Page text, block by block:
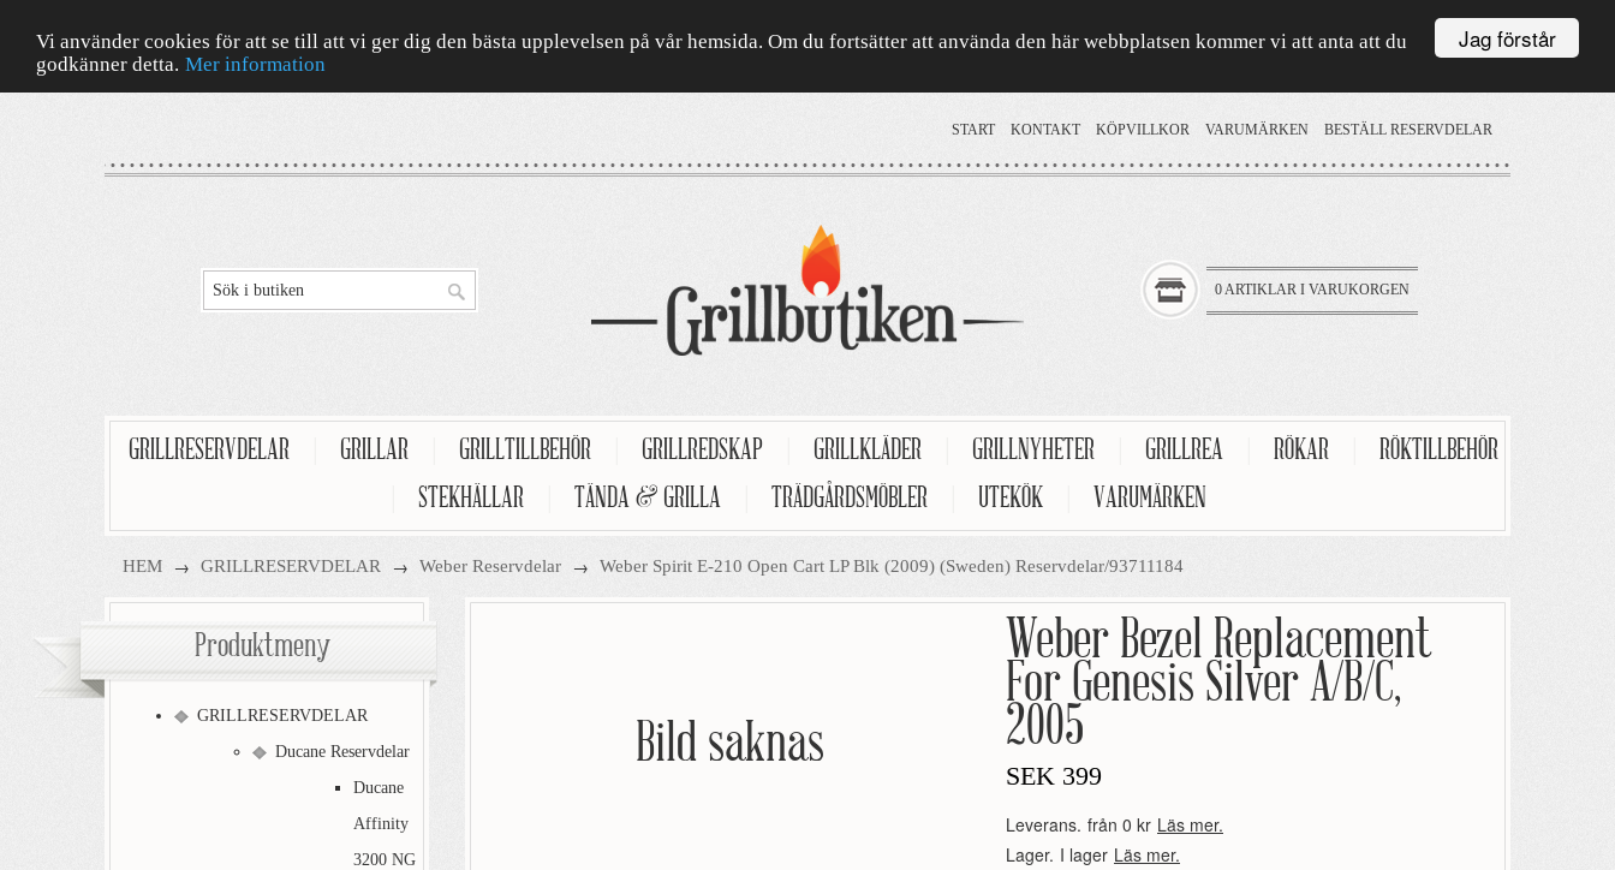
Jag förstår
Vi använder cookies för att se till att vi ger dig den bästa upplevelsen på vår hemsida. Om du fortsätter att använda den här webbplatsen kommer vi att anta att du
godkänner detta. Mer information
START KONTAKT KÖPVILLKOR VARUMÄRKEN BESTÄLL RESERVDELAR
0 ARTIKLAR I VARUKORGEN
GRILLRESERVDELAR GRILLAR GRILLTILLBEHÖR GRILLREDSKAP GRILLKLÄDER GRILLNYHETER GRILLREA RÖKAR
RÖKTILLBEHÖR
STEKHÄLLAR TÄNDA & GRILLA TRÄDGÅRDSMÖBLER UTEKÖK VARUMÄRKEN
HEM → GRILLRESERVDELAR → Weber Reservdelar → Weber Spirit E-210 Open Cart LP Blk (2009) (Sweden) Reservdelar/93711184
Bild saknas
Weber Bezel Replacement
For Genesis Silver A/B/C,
2005
SEK 399
Leverans. från 0 kr Läs mer.
Lager. I lager Läs mer.
Produktmeny
GRILLRESERVDELAR
Ducane Reservdelar
Ducane
Affinity
3200 NG